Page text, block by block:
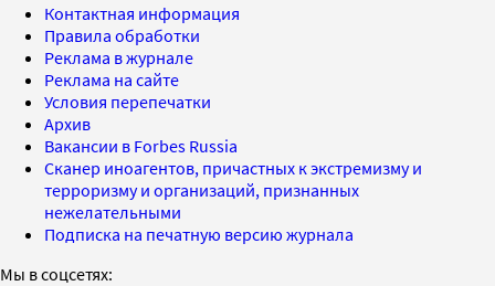
Контактная информация
Правила обработки
Реклама в журнале
Реклама на сайте
Условия перепечатки
Архив
Вакансии в Forbes Russia
Сканер иноагентов, причастных к экстремизму и
терроризму и организаций, признанных
нежелательными
Подписка на печатную версию журнала
Мы в соцсетях: